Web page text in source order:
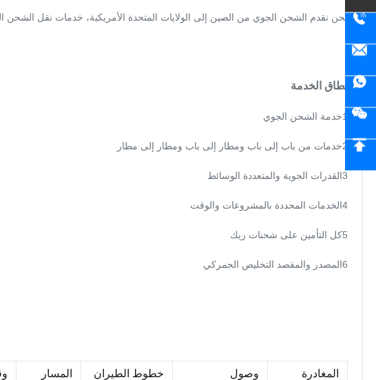
نحن نقدم الشحن الجوي من الصين إلى الولايات المتحدة الأمريكية، خدمات نقل الشحن
نطاق الخدمة
1خدمة الشحن الجوي
2خدمات من باب إلى باب ومطار إلى باب ومطار إلى مطار
3القدرات الجوية والمتعددة الوسائط
4الخدمات المحددة بالمشروعات والوقت
5كل التأمين على شحنات ريك
6المصدر والمقصد التخليص الجمركي
المغادرة وصول خطوط الطيران المسار